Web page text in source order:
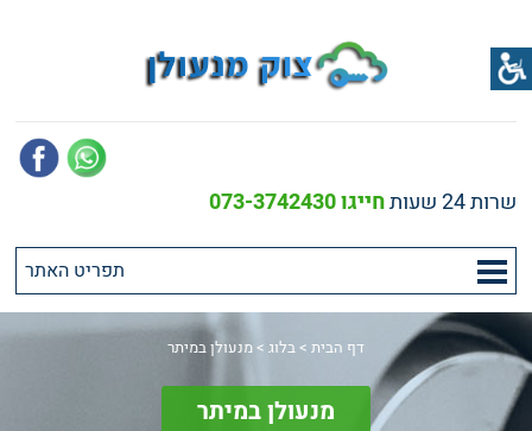
שרות 24 שעות חייגו 073-3742430
דף הבית >בלוג >מנעולן במיתר
מנעולן במיתר